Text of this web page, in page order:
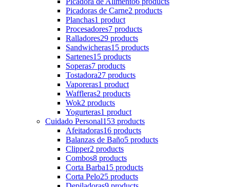
Picadoras de Carne2 products
Planchas1 product
Procesadores7 products
Ralladores29 products
Sandwicheras15 products
Sartenes15 products
Soperas7 products
Tostadora27 products
Vaporeras1 product
Waffleras2 products
Wok2 products
Yogurteras1 product
Cuidado Personal153 products
Afeitadoras16 products
Balanzas de Baño5 products
Clipper2 products
Combos8 products
Corta Barba15 products
Corta Pelo25 products